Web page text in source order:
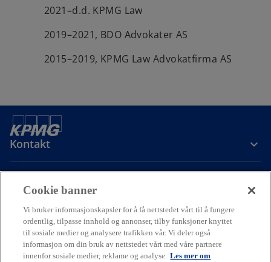
2021–d.d. KPMG Law
2019–2021, BDO Advokater AS
2015–2019, KPMG Law Advokatfirma AS
Kontakt
Om oss
Karriere
o
o
o
Cookie banner
Vi bruker informasjonskapsler for å få nettstedet vårt til å fungere
ordentlig, tilpasse innhold og annonser, tilby funksjoner knyttet
til sosiale medier og analysere trafikken vår. Vi deler også
informasjon om din bruk av nettstedet vårt med våre partnere
innenfor sosiale medier, reklame og analyse. Les mer om